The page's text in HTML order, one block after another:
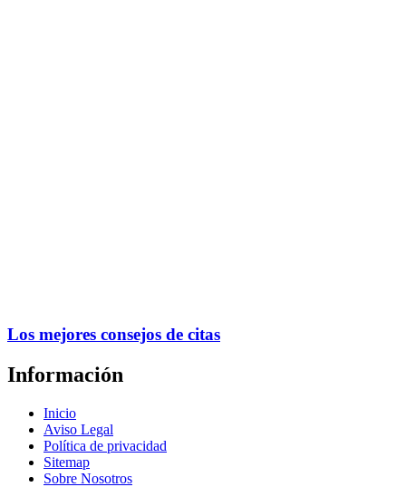
Los mejores consejos de citas
Información
Inicio
Aviso Legal
Política de privacidad
Sitemap
Sobre Nosotros